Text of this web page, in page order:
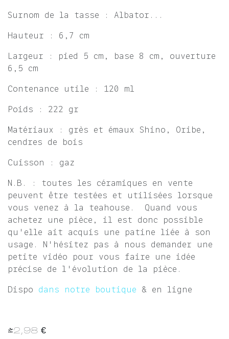
Surnom de la tasse : Albator...
Hauteur : 6,7 cm
Largeur : pied 5 cm, base 8 cm, ouverture
6,5 cm
Contenance utile : 120 ml
Poids : 222 gr
Matériaux : grès et émaux Shino, Oribe,
cendres de bois
Cuisson : gaz
N.B. : toutes les céramiques en vente
peuvent être testées et utilisées lorsque
vous venez à la teahouse. Quand vous
achetez une pièce, il est donc possible
qu'elle ait acquis une patine liée à son
usage. N'hésitez pas à nous demander une
petite vidéo pour vous faire une idée
précise de l'évolution de la pièce.
Dispo dans notre boutique & en ligne
42,98 €